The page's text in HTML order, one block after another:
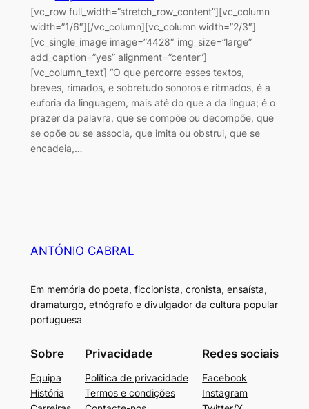
[vc_row full_width=”stretch_row_content”][vc_column
width=”1/6″][/vc_column][vc_column width=”2/3″]
[vc_single_image image=”4428″ img_size=”large”
add_caption=”yes” alignment=”center”]
[vc_column_text] “O que percorre esses textos,
breves, rimados, e sobretudo sonoros e ritmados, é a
euforia da linguagem, mais até do que a da língua; é o
prazer da palavra, que se compõe ou decompõe, que
se opõe ou se associa, que imita ou obstrui, que se
encadeia,…
ANTÓNIO CABRAL
Em memória do poeta, ficcionista, cronista, ensaísta,
dramaturgo, etnógrafo e divulgador da cultura popular
portuguesa
Sobre
Equipa
História
Privacidade
Política de privacidade
Termos e condições
Redes sociais
Facebook
Instagram